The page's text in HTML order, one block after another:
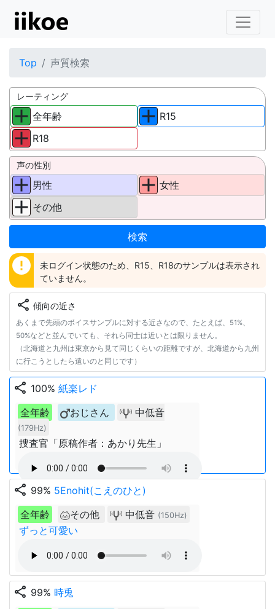
Top 声質検索
レーティング
全年齢
R18
R15
声の性別
男性
その他
女性
error
未ログイン状態のため、R15、R18のサンプルは表示され
ていません。
share 傾向の近さ
あくまで先頭のボイスサンプルに対する近さなので、たとえば、51%、
50%などと並んでいても、それら同士は近いとは限りません。
（北海道と九州は東京から見て同じくらいの距離ですが、北海道から九州
に行こうとしたら遠いのと同じです）
share 100% 紙楽レド
全年齢
おじさん 中低音
(179Hz)
捜査官「原稿作者：あかり先生」
share 99% 5Enohit(こえのひと)
全年齢
その他 中低音 (150Hz)
ずっと可愛い
share 99% 時兎